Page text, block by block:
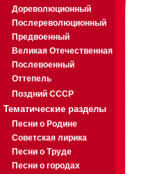
Дореволюционный
Послереволюционный
Предвоенный
Великая Отечественная
Послевоенный
Оттепель
Поздний СССР
Тематические разделы
Песни о Родине
Советская лирика
Песни о Труде
Песни о городах